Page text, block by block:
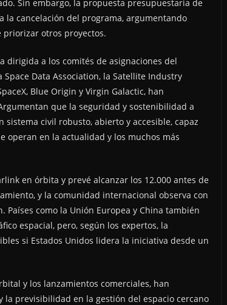
Sin embargo, la propuesta presupuestaria de
la cancelación del programa, argumentando
priorizar otros proyectos.
dirigida a los comités de asignaciones del
Data Association, la Satellite Industry
Blue Origin y Virgin Galactic, han
que la seguridad y sostenibilidad a
civil robusto, abierto y accesible, capaz
operan en la actualidad y los muchos más
en órbita y prevé alcanzar los 12.000 antes de
y la comunidad internacional observa con
como la Unión Europea y China también
espacial, pero, según los expertos, la
si Estados Unidos lidera la iniciativa desde un
y los lanzamientos comerciales, han
previsibilidad en la gestión del espacio cercano